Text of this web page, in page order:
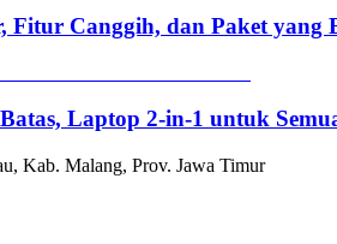
Canggih, dan Paket yang
Laptop 2-in-1 untuk
Kab. Malang, Prov. Jawa Timur